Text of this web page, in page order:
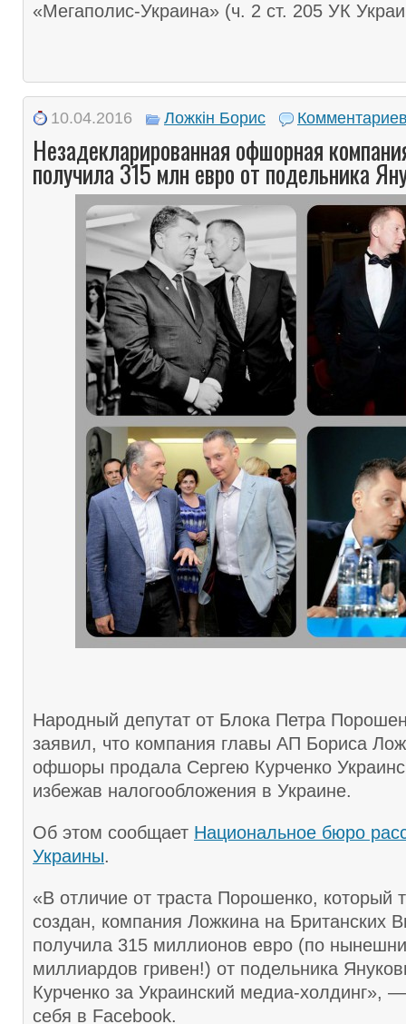
«Мегаполис-Украина» (ч. 2 ст. 205 УК
10.04.2016 Ложкін Борис
Незадекларированная офшорная
получила 315 млн евро от подельника
Народный депутат от Блока Петра
заявил, что компания главы АП Бориса
офшоры продала Сергею Курченко
избежав налогообложения в Украине.
Об этом сообщает Национальное бюро
Украины.
«В отличие от траста Порошенко, который
создан, компания Ложкина на Британских
получила 315 миллионов евро (по
миллиардов гривен!) от подельника
Курченко за Украинский медиа-холдинг»,
себя в Facebook.